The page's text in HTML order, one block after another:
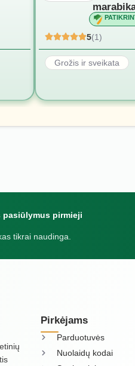
5(1)
Grožis ir sveikata
pirmieji
tikrai naudinga.
Pirkėjams
Parduotuvės
Nuolaidų kodai